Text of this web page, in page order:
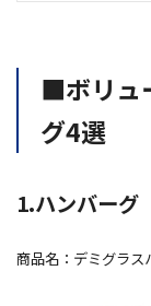
■ボリュ
グ4選
1.ハンバーグ
商品名：デミグラス